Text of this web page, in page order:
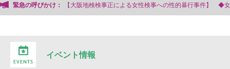
緊急の呼びかけ：
女性検事への性的暴行事件】 ◆女性検事を支援する会事務局
イベント情報